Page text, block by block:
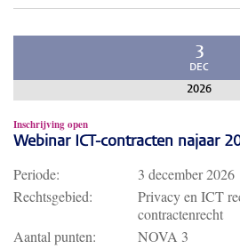
3
DEC
2026
Inschrijving open
Webinar ICT-contracten najaar
Periode:
3 december 2026
Rechtsgebied:
Privacy en ICT
contractenrecht
Aantal punten:
NOVA 3